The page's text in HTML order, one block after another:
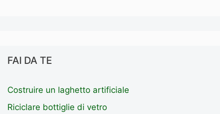
FAI DA TE
Costruire un laghetto artificiale
Riciclare bottiglie di vetro